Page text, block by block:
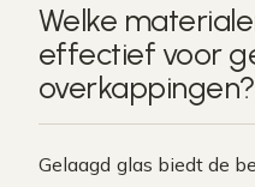
Welke
effectief voor
overkappingen?
Gelaagd glas biedt de